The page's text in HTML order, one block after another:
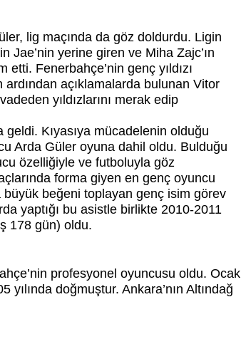
lig maçında da göz doldurdu. Ligin
Jae’nin yerine giren ve Miha Zajc’ın
Fenerbahçe’nin genç yıldızı
açıklamalarda bulunan Vitor
yıldızlarını merak edip
Kıyasıya mücadelenin olduğu
Arda Güler oyuna dahil oldu. Bulduğu
özelliğiyle ve futboluyla göz
forma giyen en genç oyuncu
büyük beğeni toplayan genç isim görev
yaptığı bu asistle birlikte 2010-2011
178 gün) oldu.
profesyonel oyuncusu oldu. Ocak
doğmuştur. Ankara’nın Altındağ